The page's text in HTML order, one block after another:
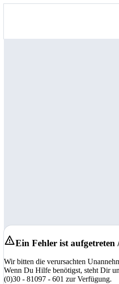
Ein Fehler ist
Wir bitten die verursachten
Wenn Du Hilfe benötigst, steht Dir
(0)30 - 81097 - 601 zur Verfügung.